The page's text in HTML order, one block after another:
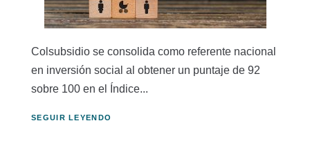
Colsubsidio se consolida como referente nacional
en inversión social al obtener un puntaje de 92
sobre 100 en el Índice...
SEGUIR LEYENDO